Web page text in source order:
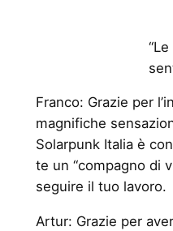
“Le
Franco: Grazie per
magnifiche
Solarpunk Italia è
te un “compagno di
seguire il tuo lavoro.
Artur: Grazie per